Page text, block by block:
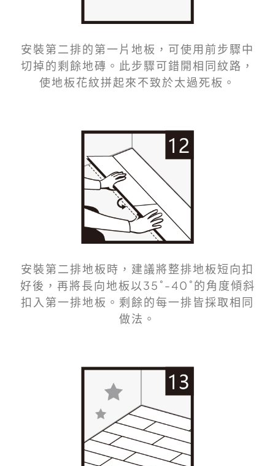
安裝第二排的第一片地板，可使用前步驟中
切掉的剩餘地磚。此步驟可錯開相同紋路，
使地板花紋拼起來不致於太過死板。
安裝第二排地板時，建議將整排地板短向扣
好後，再將長向地板以35˚-40˚的角度傾斜
扣入第一排地板。剩餘的每一排皆採取相同
做法。